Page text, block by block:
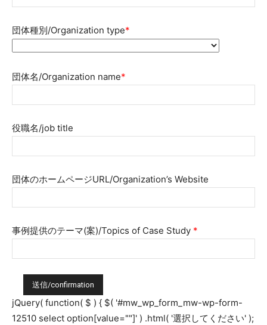
団体種別/Organization type*
団体名/Organization name*
役職名/job title
団体のホームページURL/Organization’s Website
事例提供のテーマ(案)/Topics of Case Study *
jQuery( function( $ ) { $( '#mw_wp_form_mw-wp-form-
12510 select option[value=""]' ) .html( '選択してください' );